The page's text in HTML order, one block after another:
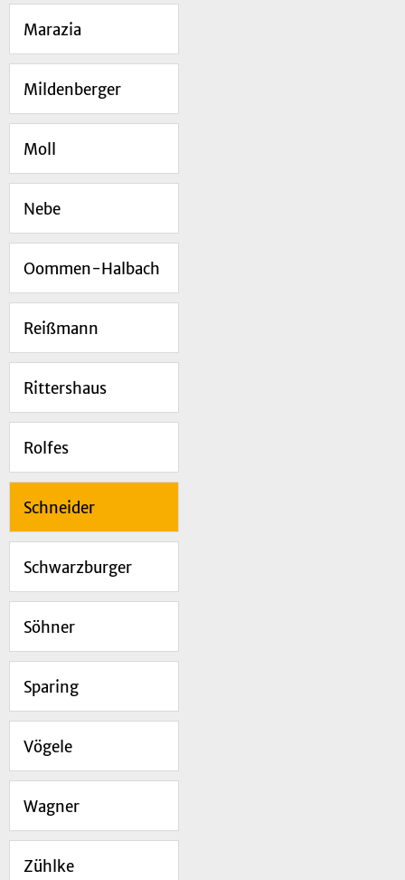
Marazia
Mildenberger
Moll
Nebe
Oommen-Halbach
Reißmann
Rittershaus
Rolfes
Schneider
Schwarzburger
Söhner
Sparing
Vögele
Wagner
Zühlke